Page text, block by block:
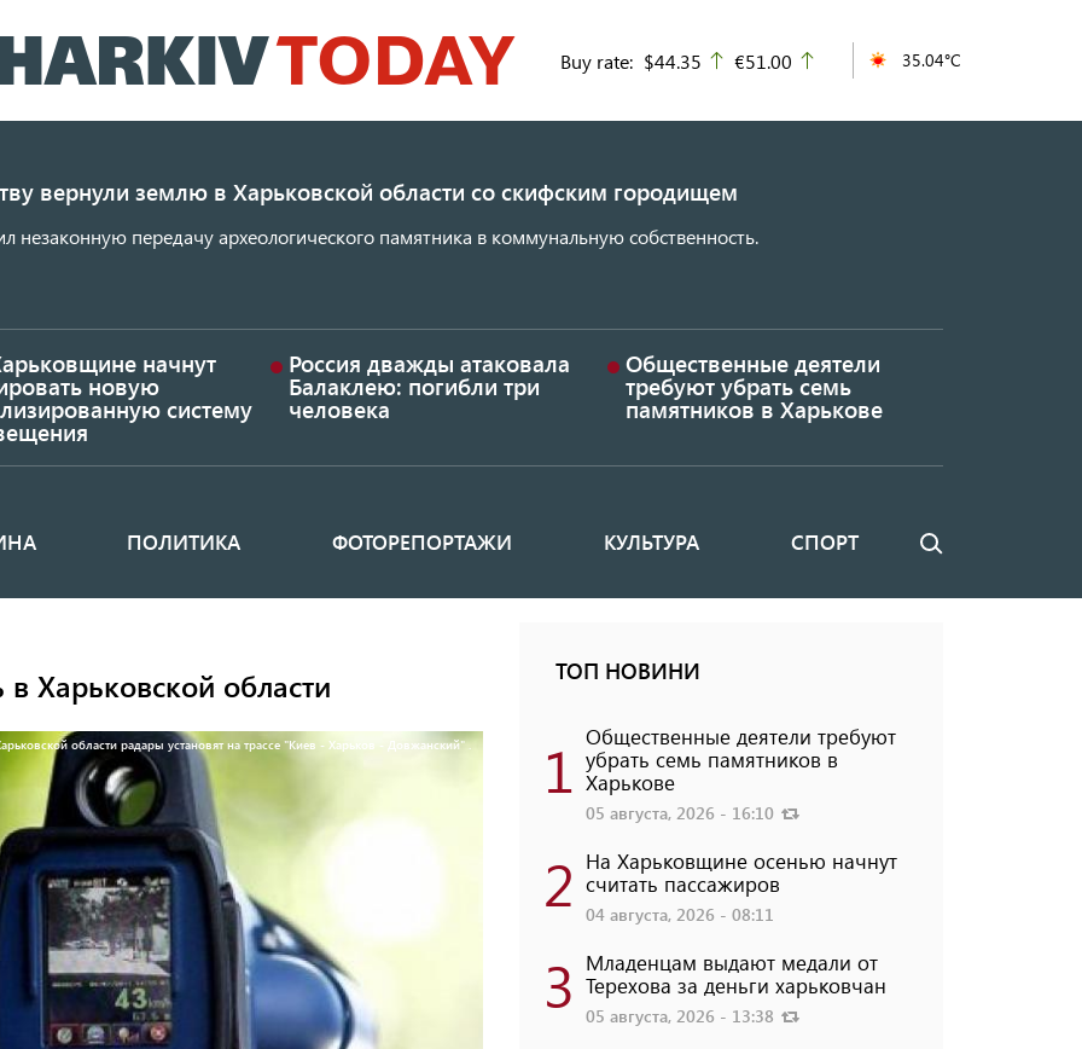
к
основному
Buy rate: $44.35 up
€51.00 35.04°C
вернули землю в Харьковской области со скифским городищем
незаконную передачу археологического памятника в коммунальную собственность.
начнут
новую
систему
Россия дважды атаковала
Балаклею: погибли три
человека
Общественные деятели
требуют убрать семь
памятников в Харькове
ПОЛИТИКА ФОТОРЕПОРТАЖИ КУЛЬТУРА СПОРТ Поиск
в Харьковской области
области радары установят на трассе "Киев - Харьков - Довжанский" .
ТОП НОВИНИ
1 Общественные деятели требуют
убрать семь памятников в
Харькове
05 августа, 2026 - 16:10
2 На Харьковщине осенью начнут
считать пассажиров
04 августа, 2026 - 08:11
3 Младенцам выдают медали от
Терехова за деньги харьковчан
05 августа, 2026 - 13:38